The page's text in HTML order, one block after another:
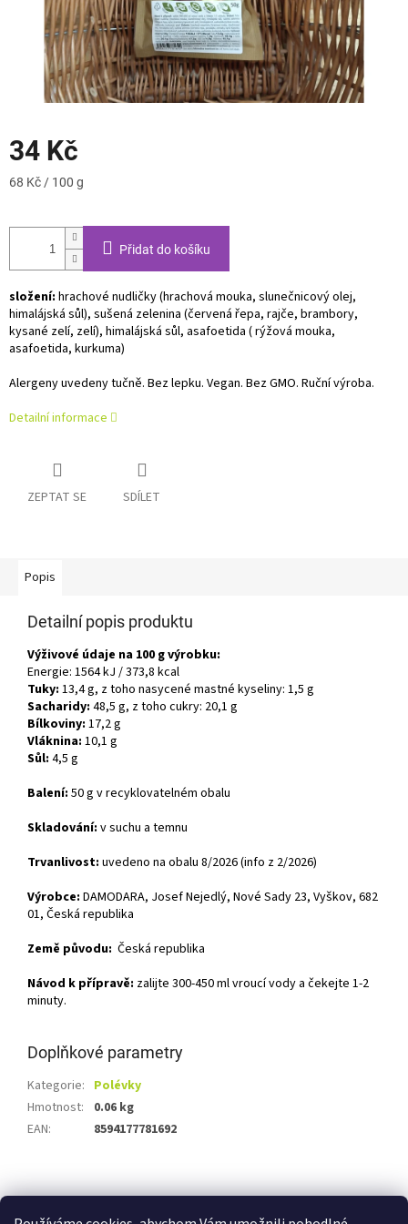
34 Kč
Měrná
68 Kč / 100 g
Přidat do košíku
složení: hrachové nudličky (hrachová mouka, slunečnicový olej,
himalájská sůl), sušená zelenina (červená řepa, rajče, brambory,
kysané zelí, zelí), himalájská sůl, asafoetida ( rýžová mouka,
asafoetida, kurkuma)
Alergeny uvedeny tučně. Bez lepku. Vegan. Bez GMO. Ruční výroba.
Detailní informace
ZEPTAT SE SDÍLET
Popis
Detailní popis produktu
Výživové údaje na 100 g výrobku:
Energie: 1564 kJ / 373,8 kcal
Tuky: 13,4 g, z toho nasycené mastné kyseliny: 1,5 g
Sacharidy: 48,5 g, z toho cukry: 20,1 g
Bílkoviny: 17,2 g
Vláknina: 10,1 g
Sůl: 4,5 g
Balení: 50 g v recyklovatelném obalu
Skladování: v suchu a temnu
Trvanlivost: uvedeno na obalu 8/2026 (info z 2/2026)
Výrobce: DAMODARA, Josef Nejedlý, Nové Sady 23, Vyškov, 682
01, Česká republika
Země původu: Česká republika
Návod k přípravě: zalijte 300-450 ml vroucí vody a čekejte 1-2
minuty.
Doplňkové parametry
Kategorie: Polévky
Hmotnost:
0.06 kg
EAN: 8594177781692
á